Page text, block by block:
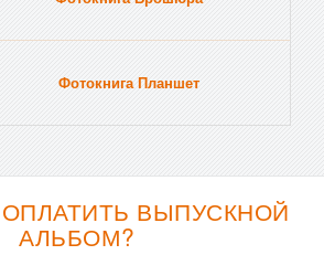
Фотокнига Планшет
ВЫПУСКНОЙ
АЛЬБОМ?